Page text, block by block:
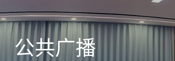
公共广播